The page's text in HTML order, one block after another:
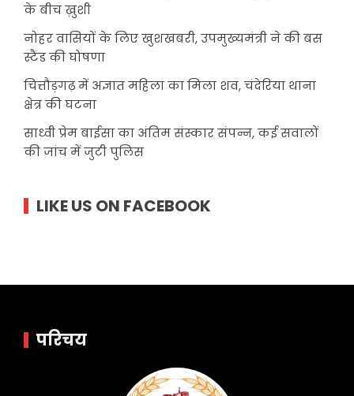
के बीच ख़ुशी
नोहर वासियों के लिए खुशखबरी, उपमुख्यमंत्री ने की बस
स्टैंड की घोषणा
चित्तौड़गढ़ में अज्ञात महिला का मिला शव, चंदेरिया थाना
क्षेत्र की घटना
साध्वी प्रेम बाईसा का अंतिम संस्कार संपन्न, कई सवालों
की जांच में जुटी पुलिस
LIKE US ON FACEBOOK
परिचय